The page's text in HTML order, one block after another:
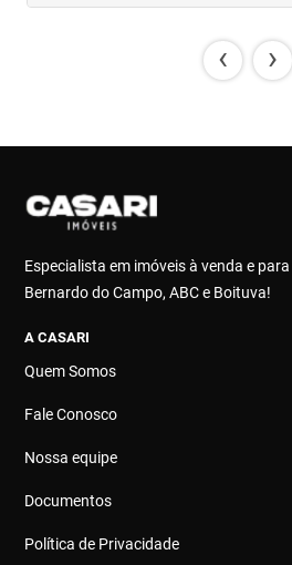
‹ ›
Especialista em imóveis à venda e
Bernardo do Campo, ABC e Boituva!
A CASARI
Quem Somos
Fale Conosco
Nossa equipe
Documentos
Política de Privacidade